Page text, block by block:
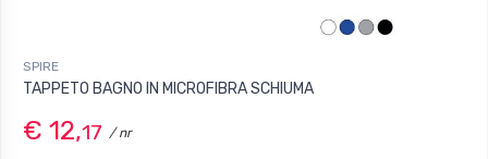
SPIRE
TAPPETO BAGNO IN MICROFIBRA SCHIUMA
€ 12,17 / nr